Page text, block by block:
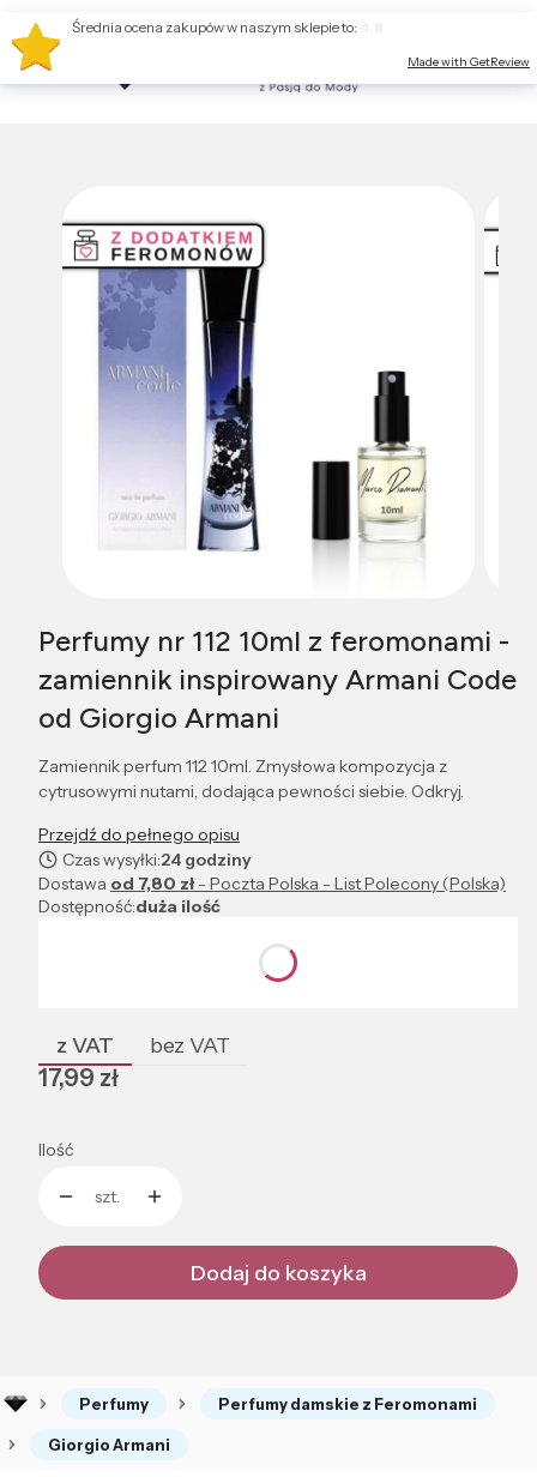
Perfumy nr 112 10ml z feromonami -
zamiennik inspirowany Armani Code
od Giorgio Armani
Zamiennik perfum 112 10ml. Zmysłowa kompozycja z
cytrusowymi nutami, dodająca pewności siebie. Odkryj.
Przejdź do pełnego opisu
Czas wysyłki:24 godziny
Dostawa od 7,80 zł- Poczta Polska - List Polecony (Polska)
Dostępność:duża ilość
Poszczególne warianty mogą różnić się ceną
z VAT bez VAT
Cena
17,99 zł
Ilość
szt.
Dodaj do koszyka
Perfumy Perfumy damskie z Feromonami
Giorgio Armani
Średnia ocena zakupów w naszym sklepie to:
Made with GetReview